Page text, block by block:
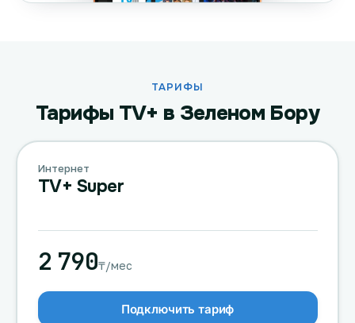
ТАРИФЫ
Тарифы TV+ в Зеленом Бору
Интернет
TV+ Super
2 790₸/мес
Подключить тариф